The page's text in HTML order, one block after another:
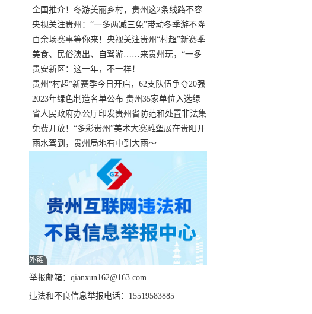
全国推介！冬游美丽乡村，贵州这2条线路不容
错过
央视关注贵州：“一多两减三免”带动冬季游不降
温
百余场赛事等你来！央视关注贵州“村超”新赛季
正式“打响”
美食、民俗演出、自驾游……来贵州玩，“一多
两减三免”！
贵安新区：这一年，不一样！
贵州“村超”新赛季今日开启，62支队伍争夺20强
名额
2023年绿色制造名单公布 贵州35家单位入选绿
色工厂
省人民政府办公厅印发贵州省防范和处置非法集
资工作实施细则
免费开放！“多彩贵州”美术大赛雕塑展在贵阳开
展，持续至1月19日
雨水驾到，贵州局地有中到大雨～
外链
举报邮箱：qianxun162@163.com
违法和不良信息举报电话：15519583885